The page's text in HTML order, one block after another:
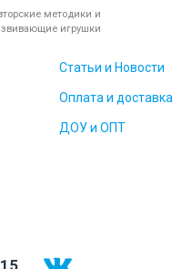
методики и
игрушки
Статьи и Новости
Оплата и доставка
ДОУ и ОПТ